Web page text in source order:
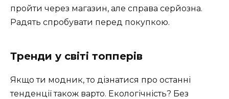
пройти через магазин, але справа серйозна.
Радять спробувати перед покупкою.
Тренди у світі топперів
Якщо ти модник, то дізнатися про останні
тенденції також варто. Екологічність? Без